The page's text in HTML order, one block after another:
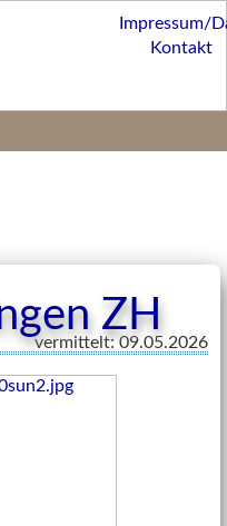
ZH
vermittelt: 09.05.2026
Impressum/
Kontakt